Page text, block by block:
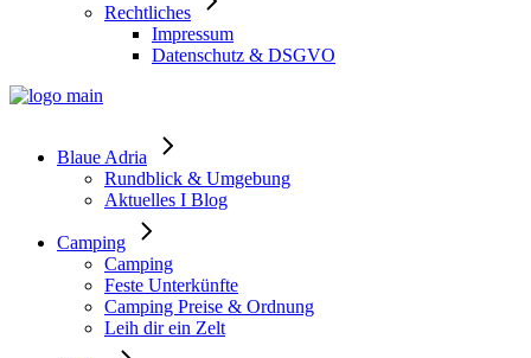
Rechtliches
Impressum
Datenschutz & DSGVO
Blaue Adria
Rundblick & Umgebung
Aktuelles I Blog
Camping
Camping
Feste Unterkünfte
Camping Preise & Ordnung
Leih dir ein Zelt